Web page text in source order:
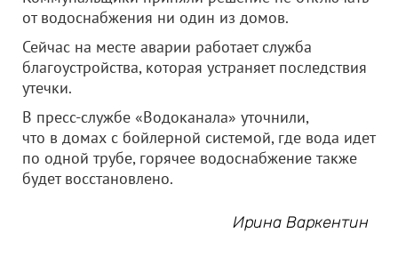
от водоснабжения ни один из домов.
Сейчас на месте аварии работает служба
благоустройства, которая устраняет последствия
утечки.
В пресс-службе «Водоканала» уточнили,
что в домах с бойлерной системой, где вода идет
по одной трубе, горячее водоснабжение также
будет восстановлено.
Ирина Варкентин